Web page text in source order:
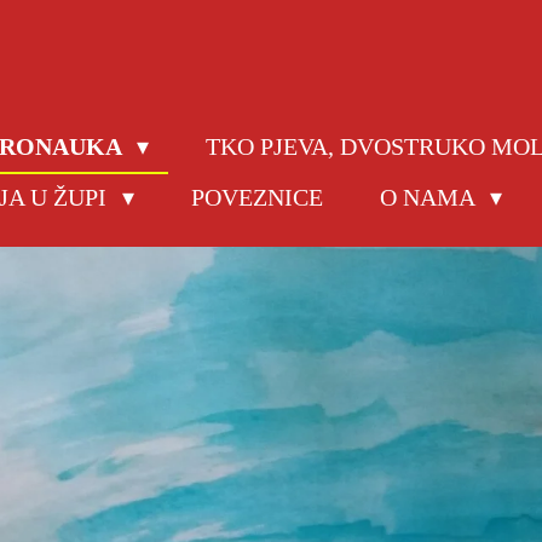
TKO PJEVA, DVOSTRUKO
U ŽUPI POVEZNICE O NAMA